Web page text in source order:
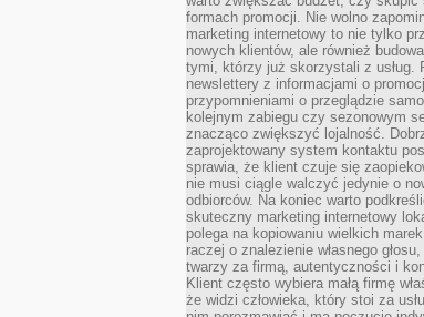
formach promocji. Nie wolno
marketing internetowy to nie tylko
nowych klientów, ale również
tymi, którzy już skorzystali z usług.
newslettery z informacjami o
przypomnieniami o przeglądzie
kolejnym zabiegu czy sezonowym
znacząco zwiększyć lojalność.
zaprojektowany system kontaktu
sprawia, że klient czuje się
nie musi ciągle walczyć jedynie o
odbiorców. Na koniec warto
skuteczny marketing internetowy
polega na kopiowaniu wielkich
raczej o znalezienie własnego
twarzy za firmą, autentyczności i
Klient często wybiera małą firmę
że widzi człowieka, który stoi za